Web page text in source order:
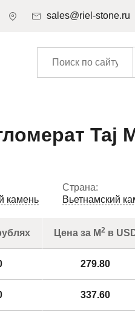
sales@riel-stone.ru
Taj
камень
Страна:
Вьетнамский
Цена за М2в
279.80
337.60